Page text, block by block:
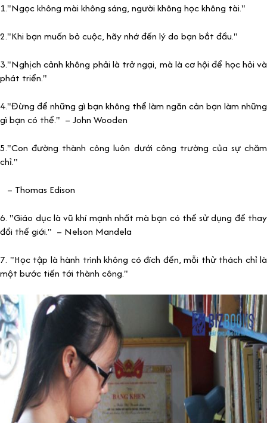
1."Ngọc không mài không sáng, người không học không tài."
2."Khi bạn muốn bỏ cuộc, hãy nhớ đến lý do bạn bắt đầu."
3."Nghịch cảnh không phải là trở ngại, mà là cơ hội để học hỏi và
phát triển."
4."Đừng để những gì bạn không thể làm ngăn cản bạn làm những
gì bạn có thể." – John Wooden
5."Con đường thành công luôn dưới công trường của sự chăm
chỉ."
– Thomas Edison
6. "Giáo dục là vũ khí mạnh nhất mà bạn có thể sử dụng để thay
đổi thế giới." – Nelson Mandela
7. "Học tập là hành trình không có đích đến, mỗi thử thách chỉ là
một bước tiến tới thành công."